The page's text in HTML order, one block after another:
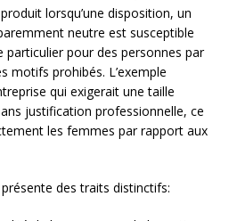
lorsqu’une disposition, un
neutre est susceptible
particulier pour des personnes par
motifs prohibés. L’exemple
qui exigerait une taille
justification professionnelle, ce
les femmes par rapport aux
des traits distinctifs: